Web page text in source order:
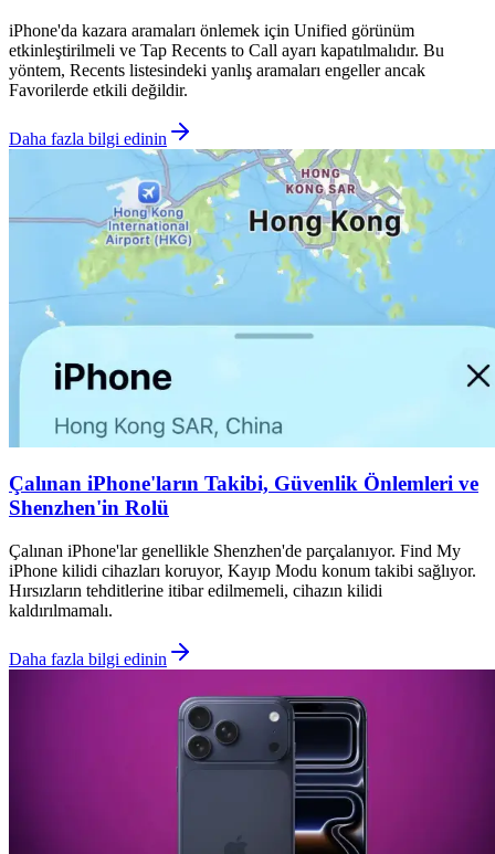
iPhone'da kazara aramaları önlemek için Unified görünüm
etkinleştirilmeli ve Tap Recents to Call ayarı kapatılmalıdır. Bu
yöntem, Recents listesindeki yanlış aramaları engeller ancak
Favorilerde etkili değildir.
Daha fazla bilgi edinin
Çalınan iPhone'ların Takibi, Güvenlik Önlemleri ve
Shenzhen'in Rolü
Çalınan iPhone'lar genellikle Shenzhen'de parçalanıyor. Find My
iPhone kilidi cihazları koruyor, Kayıp Modu konum takibi sağlıyor.
Hırsızların tehditlerine itibar edilmemeli, cihazın kilidi
kaldırılmamalı.
Daha fazla bilgi edinin